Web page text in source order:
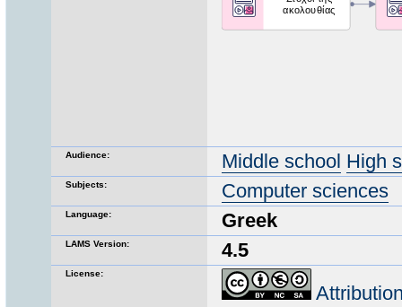
Audience: Middle school High
Subjects: Computer sciences
Language: Greek
LAMS Version: 4.5
License: